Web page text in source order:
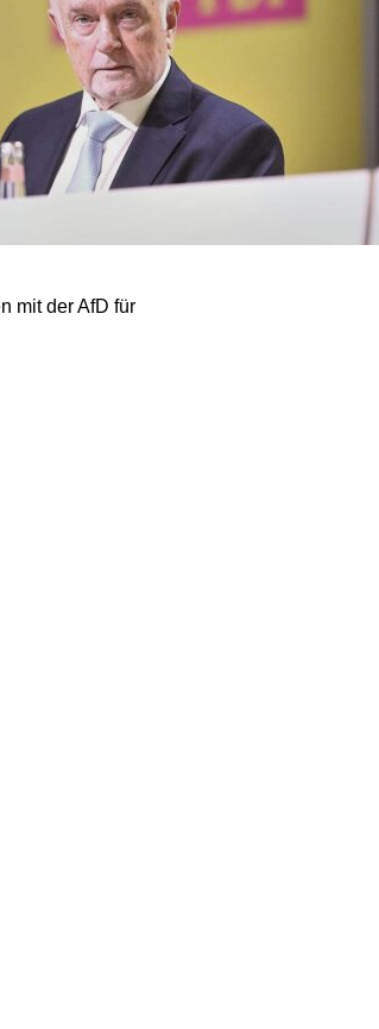
mit der AfD für